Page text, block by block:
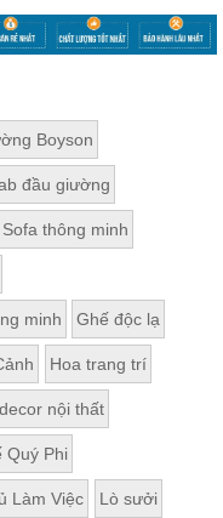
Boyson
đầu giường
Sofa thông minh
minh Ghế độc lạ
Hoa trang trí
nội thất
Quý Phi
Làm Việc Lò sưởi